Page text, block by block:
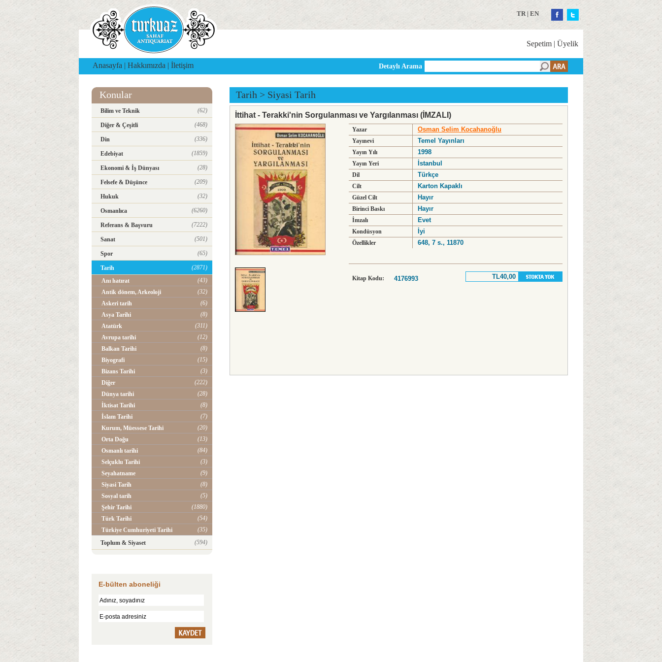
TR| EN
Sepetim | Üyelik
Anasayfa | Hakkımızda | İletişim Detaylı Arama
Konular
Bilim ve Teknik (62)
Diğer & Çeşitli (468)
Din (336)
Edebiyat (1859)
Ekonomi & İş Dünyası (28)
Felsefe & Düşünce (209)
Hukuk (32)
Osmanlıca (6260)
Referans & Başvuru (7222)
Sanat (501)
Spor (65)
Tarih
(2871)
Anı hatırat
(43)
Antik dönem, Arkeoloji
(32)
Askeri tarih
(6)
Asya Tarihi
(8)
Atatürk
(311)
Avrupa tarihi
(12)
Balkan Tarihi
(8)
Biyografi
(15)
Bizans Tarihi
(3)
Diğer
(222)
Dünya tarihi
(28)
İktisat Tarihi
(8)
İslam Tarihi
(7)
Kurum, Müessese Tarihi
(20)
Orta Doğu
(13)
Osmanlı tarihi
(84)
Selçuklu Tarihi
(3)
Seyahatname
(9)
Siyasi Tarih
(8)
Sosyal tarih
(5)
Şehir Tarihi
(1880)
Türk Tarihi
(54)
Türkiye Cumhuriyeti Tarihi
(35)
Toplum & Siyaset
(594)
E-bülten aboneliği
Tarih > Siyasi Tarih
İttihat - Terakki'nin Sorgulanması ve Yargılanması (İMZALI)
Yazar Osman Selim Kocahanoğlu
Yayınevi Temel Yayınları
Yayın Yılı 1998
Yayın Yeri İstanbul
Dil Türkçe
Cilt Karton Kapaklı
Güzel Cilt Hayır
Birinci Baskı Hayır
İmzalı Evet
Kondüsyon İyi
Özellikler 648, 7 s., 11870
Kitap Kodu: 4176993 TL40,00